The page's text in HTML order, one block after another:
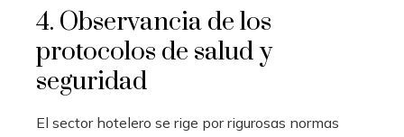
4. Observancia de los
protocolos de salud y
seguridad
El sector hotelero se rige por rigurosas normas